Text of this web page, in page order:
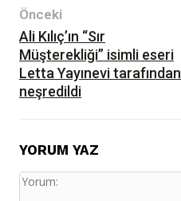
Önceki
Ali Kılıç’ın “Sır
Müşterekliği” isimli eseri
Letta Yayınevi tarafından
neşredildi
YORUM YAZ